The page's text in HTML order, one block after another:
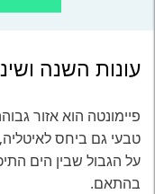
עונות השנה
פיימונטה הוא אזור
טבעי גם ביחס
על הגבול שבין הים
בהתאם.